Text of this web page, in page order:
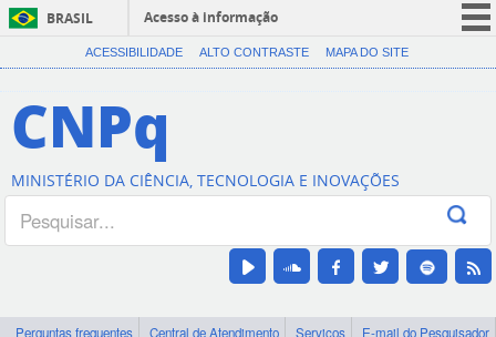
BRASIL
Acesso à informação
CORONAVÍRUS (COVID-19)
Canais
ACESSIBILIDADE ALTO CONTRASTE MAPA DO SITE
CNPq
MINISTÉRIO DA CIÊNCIA, TECNOLOGIA E INOVAÇÕES
Perguntas frequentes Central de Atendimento Serviços
E-mail do Pesquisador